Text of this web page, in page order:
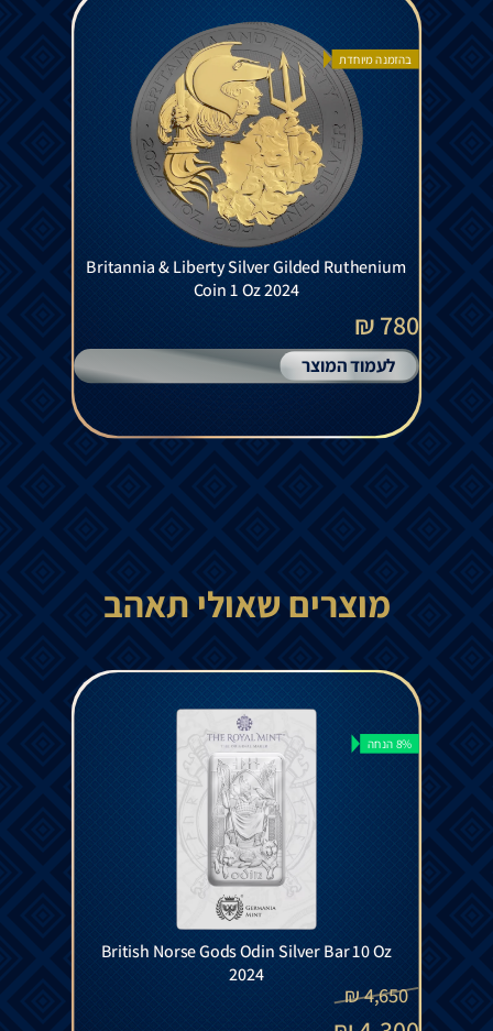
בהזמנה מיוחדת
Britannia & Liberty Silver Gilded Ruthenium
Coin 1 Oz 2024
780 ₪
לעמוד המוצר
מוצרים שאולי תאהב
8% הנחה
British Norse Gods Odin Silver Bar 10 Oz
2024
4,650
₪